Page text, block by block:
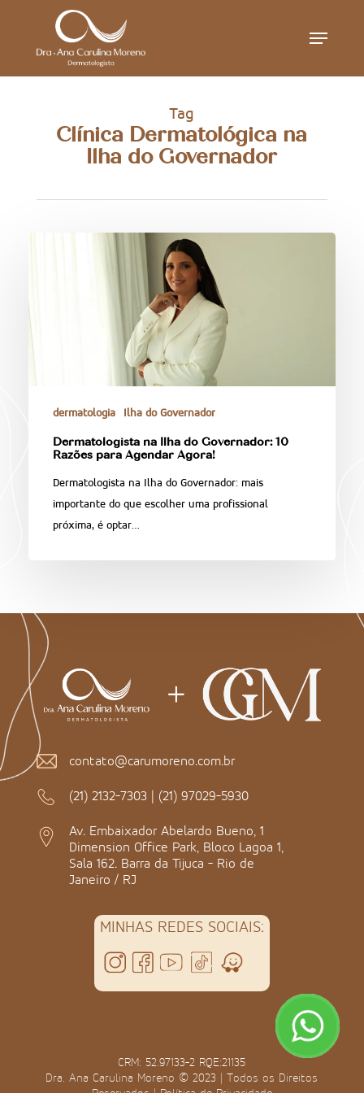
Menu
Tag
Clínica Dermatológica na
Ilha do Governador
dermatologia Ilha do Governador
Dermatologista na Ilha do Governador: 10
Razões para Agendar Agora!
Dermatologista na Ilha do Governador: mais
importante do que escolher uma profissional
próxima, é optar…
contato@carumoreno.com.br
(21) 2132-7303 | (21) 97029-5930
Av. Embaixador Abelardo Bueno, 1
Dimension Office Park, Bloco Lagoa 1,
Sala 162. Barra da Tijuca - Rio de
Janeiro / RJ
MINHAS REDES SOCIAIS:
CRM: 52.97133-2 RQE:21135
Dra. Ana Carulina Moreno © 2023 | Todos os Direitos